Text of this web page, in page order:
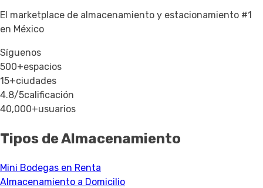
El marketplace de almacenamiento y estacionamiento #1
en México
Síguenos
500+espacios
15+ciudades
4.8/5calificación
40,000+usuarios
Tipos de Almacenamiento
Mini Bodegas en Renta
Almacenamiento a Domicilio